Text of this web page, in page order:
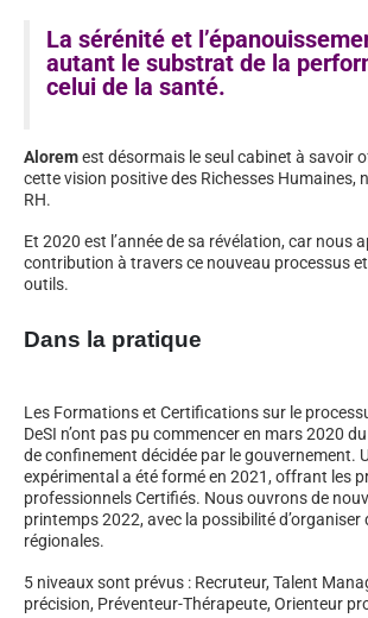
La sérénité et
autant le substrat de la
celui de la santé.
Aloremest désormais le seul cabinet à savoir
cette vision positive des Richesses Humaines,
RH.
Et 2020 est l’année de sa révélation, car nous
contribution à travers ce nouveau processus
outils.
Dans la pratique
Les Formations et Certifications sur le
DeSI n’ont pas pu commencer en mars 2020
de confinement décidée par le gouvernement.
expérimental a été formé en 2021, offrant les
professionnels Certifiés. Nous ouvrons de
printemps 2022, avec la possibilité d’organiser
régionales.
5 niveaux sont prévus : Recruteur, Talent
précision, Préventeur-Thérapeute, Orienteur